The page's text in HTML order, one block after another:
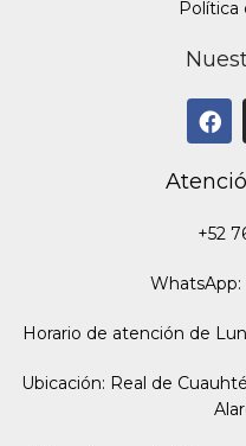
Política
+52
WhatsApp:
Horario de atención de
Ubicación: Real de